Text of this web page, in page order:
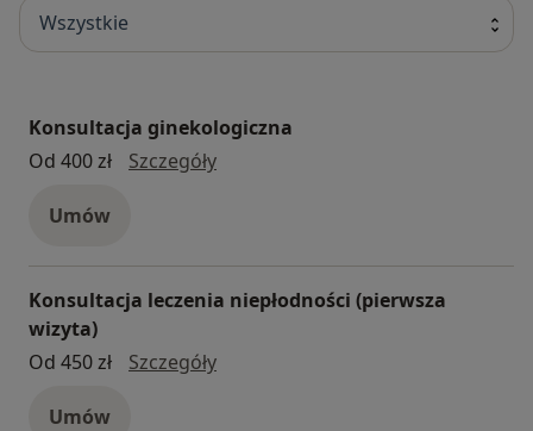
Wszystkie
Konsultacja ginekologiczna
Od 400 zł
Szczegółykonsultacja ginekologiczna
Umów
Konsultacja leczenia niepłodności (pierwsza
wizyta)
Od 450 zł
Szczegółykonsultacja leczenia niepłodności
Umów